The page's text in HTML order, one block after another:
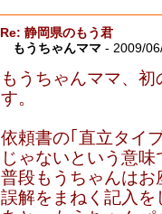
Re: 静岡県のもう君
もうちゃんママ - 2009/
もうちゃんママ、
す。
依頼書の｢直立タイ
じゃないという意味
普段もうちゃんはお
誤解をまねく記入